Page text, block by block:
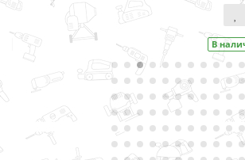
В закладки
В наличии D-17251